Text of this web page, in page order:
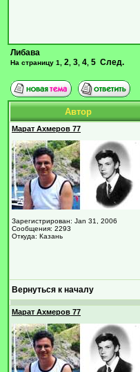
Либава
На страницу 1 2 3 4 5 След.
Автор
Марат Ахмеров 77
Зарегистрирован: Jan 31, 2006
Сообщения: 2293
Откуда: Казань
Вернуться к началу
Марат Ахмеров 77